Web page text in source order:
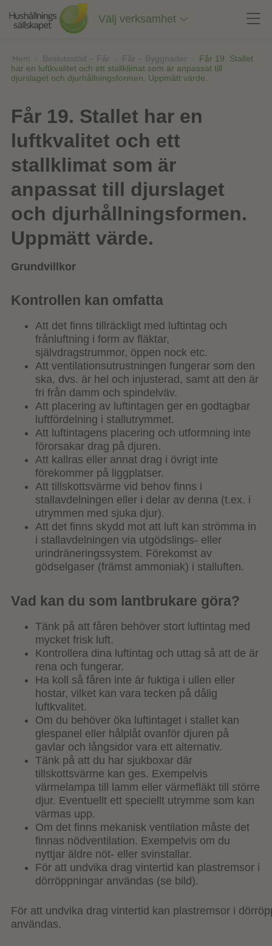
innehåll
Välj verksamhet
Hem Beslutsstöd – Får Får – Byggnader
Får 19. Stallet
har en luftkvalitet och ett stallklimat som är anpassat till
djurslaget och djurhållningsformen. Uppmätt värde.
Får 19. Stallet har en
luftkvalitet och ett
stallklimat som är
anpassat till djurslaget
och djurhållningsformen.
Uppmätt värde.
Grundvillkor
Kontrollen kan omfatta
Att det finns tillräckligt med luftintag och
frånluftning i form av fläktar,
självdragstrummor, öppen nock etc.
Att ventilationsutrustningen fungerar som den
ska, dvs. är hel och injusterad, samt att den är
fri från damm och spindelväv.
Att placering av luftintagen ger en godtagbar
luftfördelning i stallutrymmet.
Att luftintagens placering och utformning inte
förorsakar drag på djuren.
Att kallras eller annat drag i övrigt inte
förekommer på liggplatser.
Att tillskottsvärme vid behov finns i
stallavdelningen eller i delar av denna (t.ex. i
utrymmen med sjuka djur).
Att det finns skydd mot att luft kan strömma in
i stallavdelningen via utgödslings- eller
urindräneringssystem. Förekomst av
gödselgaser (främst ammoniak) i stalluften.
Vad kan du som lantbrukare göra?
Tänk på att fåren behöver stort luftintag med
mycket frisk luft.
Kontrollera dina luftintag och uttag så att de är
rena och fungerar.
Ha koll så fåren inte är fuktiga i ullen eller
hostar, vilket kan vara tecken på dålig
luftkvalitet.
Om du behöver öka luftintaget i stallet kan
glespanel eller hålplåt ovanför djuren på
gavlar och långsidor vara ett alternativ.
Tänk på att du har sjukboxar där
tillskottsvärme kan ges. Exempelvis
värmelampa till lamm eller värmefläkt till större
djur. Eventuellt ett speciellt utrymme som kan
värmas upp.
Om det finns mekanisk ventilation måste det
finnas nödventilation. Exempelvis om du
nyttjar äldre nöt- eller svinstallar.
För att undvika drag vintertid kan plastremsor i
dörröppningar användas (se bild).
För att undvika drag vintertid kan plastremsor i
användas.